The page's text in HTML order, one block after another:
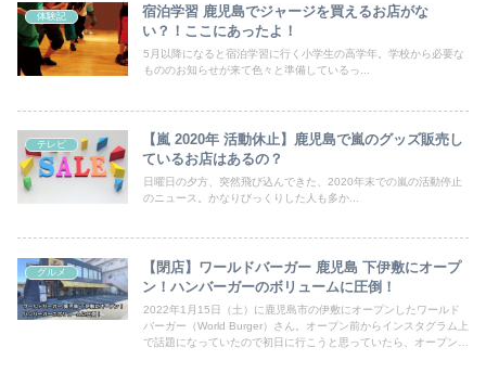
体験記
宿泊学習 鹿児島でジャージを買えるお店がな
い？！ここにあったよ！
5月以降になると宿泊学習に行く小学生の高学年。学校から必要な
もののお知らせが来て色々と準備しているっ...
テレビ
【嵐 2020年 活動休止】鹿児島で嵐のグッズ販売し
ているお店はあるの？
日曜日の夕方、突然飛び込んできた、2020年末での嵐の活動停止
のニュース。かなりびっくりした人も多か...
グルメ
【閉店】ワールドバーガー 鹿児島 下伊敷にオープ
ン！ハンバーガーのボリュームに圧倒！
2022年1月15日（土）に鹿児島市の伊敷にオープンしたワールド
バーガー（World Burger）さん。オープン前からインスタグラム上
で話題になっていたので初日に行こうと思っていたら、オープン1